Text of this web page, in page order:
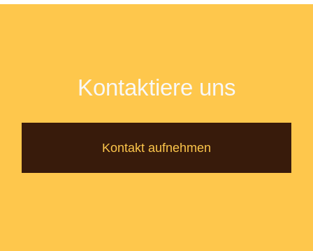
Kontaktiere uns
Kontakt aufnehmen